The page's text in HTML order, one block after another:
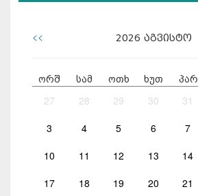
<< 2026 აგვისტო
ორშ სამ ოთხ ხუთ პარ
27 28 29 30 31
3 4 5 6 7
10 11 12 13 14
17 18 19 20 21